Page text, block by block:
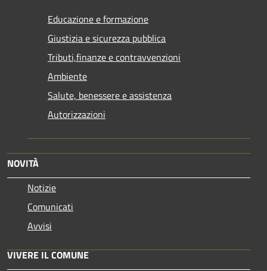
Educazione e formazione
Giustizia e sicurezza pubblica
Tributi,finanze e contravvenzioni
Ambiente
Salute, benessere e assistenza
Autorizzazioni
NOVITÀ
Notizie
Comunicati
Avvisi
VIVERE IL COMUNE